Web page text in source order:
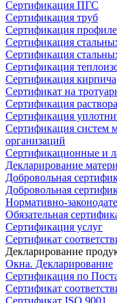
Сертификация ПГС
Сертификация труб
Сертификация
Сертификация
Сертификация
Сертификация
Сертификация кирпича
Сертификат на
Сертификация раствора
Сертификация
Сертификация
организаций
Сертификационные и
Декларирование
Добровольная
Добровольная
Нормативно-
Обязательная
Сертификация услуг
Сертификат
Декларирование
Окна. Декларирование
Сертификация по
Сертификат
Сертификат ISO 9001